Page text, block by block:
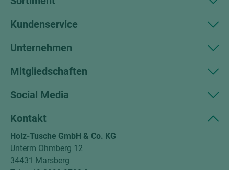
Kundenservice
Unternehmen
Mitgliedschaften
Social Media
Kontakt
Holz-Tusche GmbH & Co. KG
Unterm Ohmberg 12
34431 Marsberg